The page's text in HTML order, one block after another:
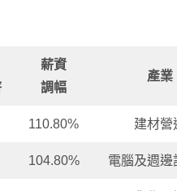
薪資
調幅
產業
110.80% 建材營
104.80% 電腦及週邊